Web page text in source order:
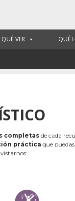
QUÉ VER QUÉ
completas de cada
práctica que